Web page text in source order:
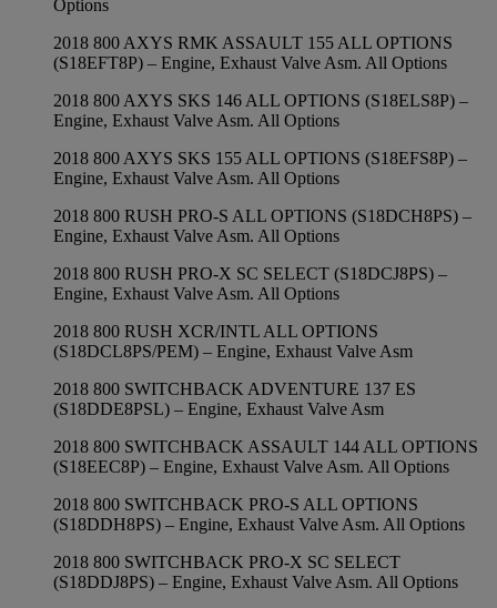
Options
2018 800 AXYS RMK ASSAULT 155 ALL OPTIONS
(S18EFT8P) – Engine, Exhaust Valve Asm. All Options
2018 800 AXYS SKS 146 ALL OPTIONS (S18ELS8P) –
Engine, Exhaust Valve Asm. All Options
2018 800 AXYS SKS 155 ALL OPTIONS (S18EFS8P) –
Engine, Exhaust Valve Asm. All Options
2018 800 RUSH PRO-S ALL OPTIONS (S18DCH8PS) –
Engine, Exhaust Valve Asm. All Options
2018 800 RUSH PRO-X SC SELECT (S18DCJ8PS) –
Engine, Exhaust Valve Asm. All Options
2018 800 RUSH XCR/INTL ALL OPTIONS
(S18DCL8PS/PEM) – Engine, Exhaust Valve Asm
2018 800 SWITCHBACK ADVENTURE 137 ES
(S18DDE8PSL) – Engine, Exhaust Valve Asm
2018 800 SWITCHBACK ASSAULT 144 ALL OPTIONS
(S18EEC8P) – Engine, Exhaust Valve Asm. All Options
2018 800 SWITCHBACK PRO-S ALL OPTIONS
(S18DDH8PS) – Engine, Exhaust Valve Asm. All Options
2018 800 SWITCHBACK PRO-X SC SELECT
(S18DDJ8PS) – Engine, Exhaust Valve Asm. All Options